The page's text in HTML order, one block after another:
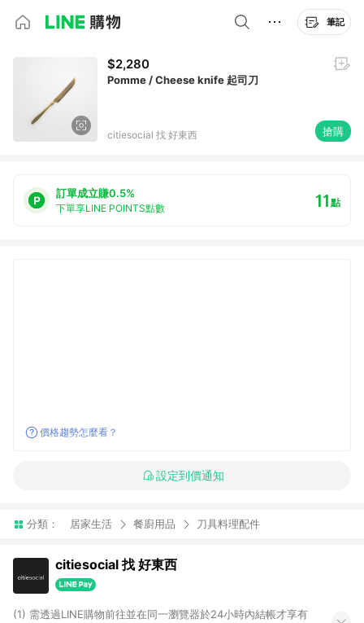
筆記
$2,280
Pomme / Cheese knife 起司刀
citiesocial 找 好東西 搶購
訂單成立賺0.5%
下單享LINE POINTS點數 11點
價格趨勢怎麼看？
設定到價通知
分類： 居家生活 餐廚用品 刀具料理配件
citiesocial 找 好東西
(1) 需透過LINE購物前往並在同一瀏覽器於24小時內結帳才享有